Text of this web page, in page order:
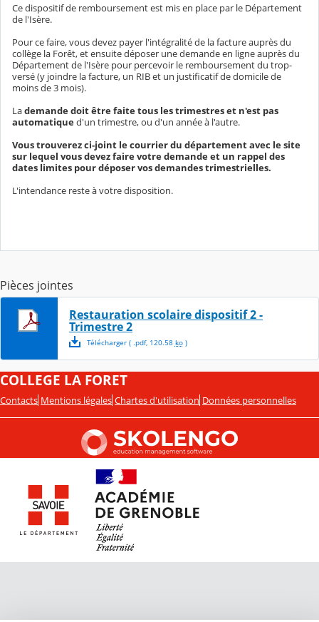
Ce dispositif de remboursement est mis en place par le Département
de l'Isère.
Pour ce faire, vous devez payer l'intégralité de la facture auprès du
collège la Forêt, et ensuite déposer une demande en ligne auprès du
Département de l'Isère pour percevoir le remboursement du trop-
versé (y joindre la facture, un RIB et un justificatif de domicile de
moins de 3 mois).
Lademande doit être faite tous les trimestres et n'est pas
automatiqued'un trimestre, ou d'un année à l'autre.
Vous trouverez ci-joint le courrier du département avec le site
sur lequel vous devez faire votre demande et un rappel des
dates limites pour déposer vos demandes trimestrielles.
L'intendance reste à votre disposition.
Pièces jointes
Restauration scolaire dispositif 2 -
Trimestre 2
Télécharger( .pdf, 120.58 ko)
COLLEGE LA FORET
Contacts Mentions légales Chartes d'utilisation Données personnelles